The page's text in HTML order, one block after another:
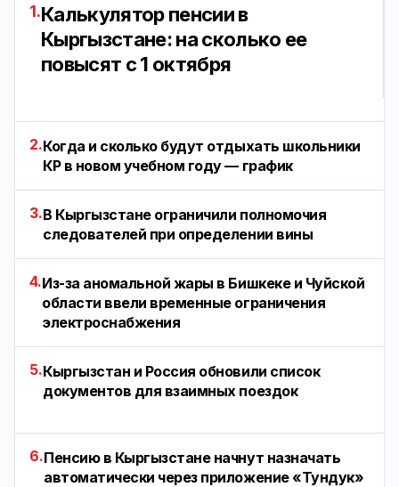
1.Калькулятор пенсии в
Кыргызстане: на сколько ее
повысят с 1 октября
2.Когда и сколько будут отдыхать школьники
КР в новом учебном году — график
3.В Кыргызстане ограничили полномочия
следователей при определении вины
4.Из-за аномальной жары в Бишкеке и Чуйской
области ввели временные ограничения
электроснабжения
5.Кыргызстан и Россия обновили список
документов для взаимных поездок
6.Пенсию в Кыргызстане начнут назначать
автоматически через приложение «Тундук»